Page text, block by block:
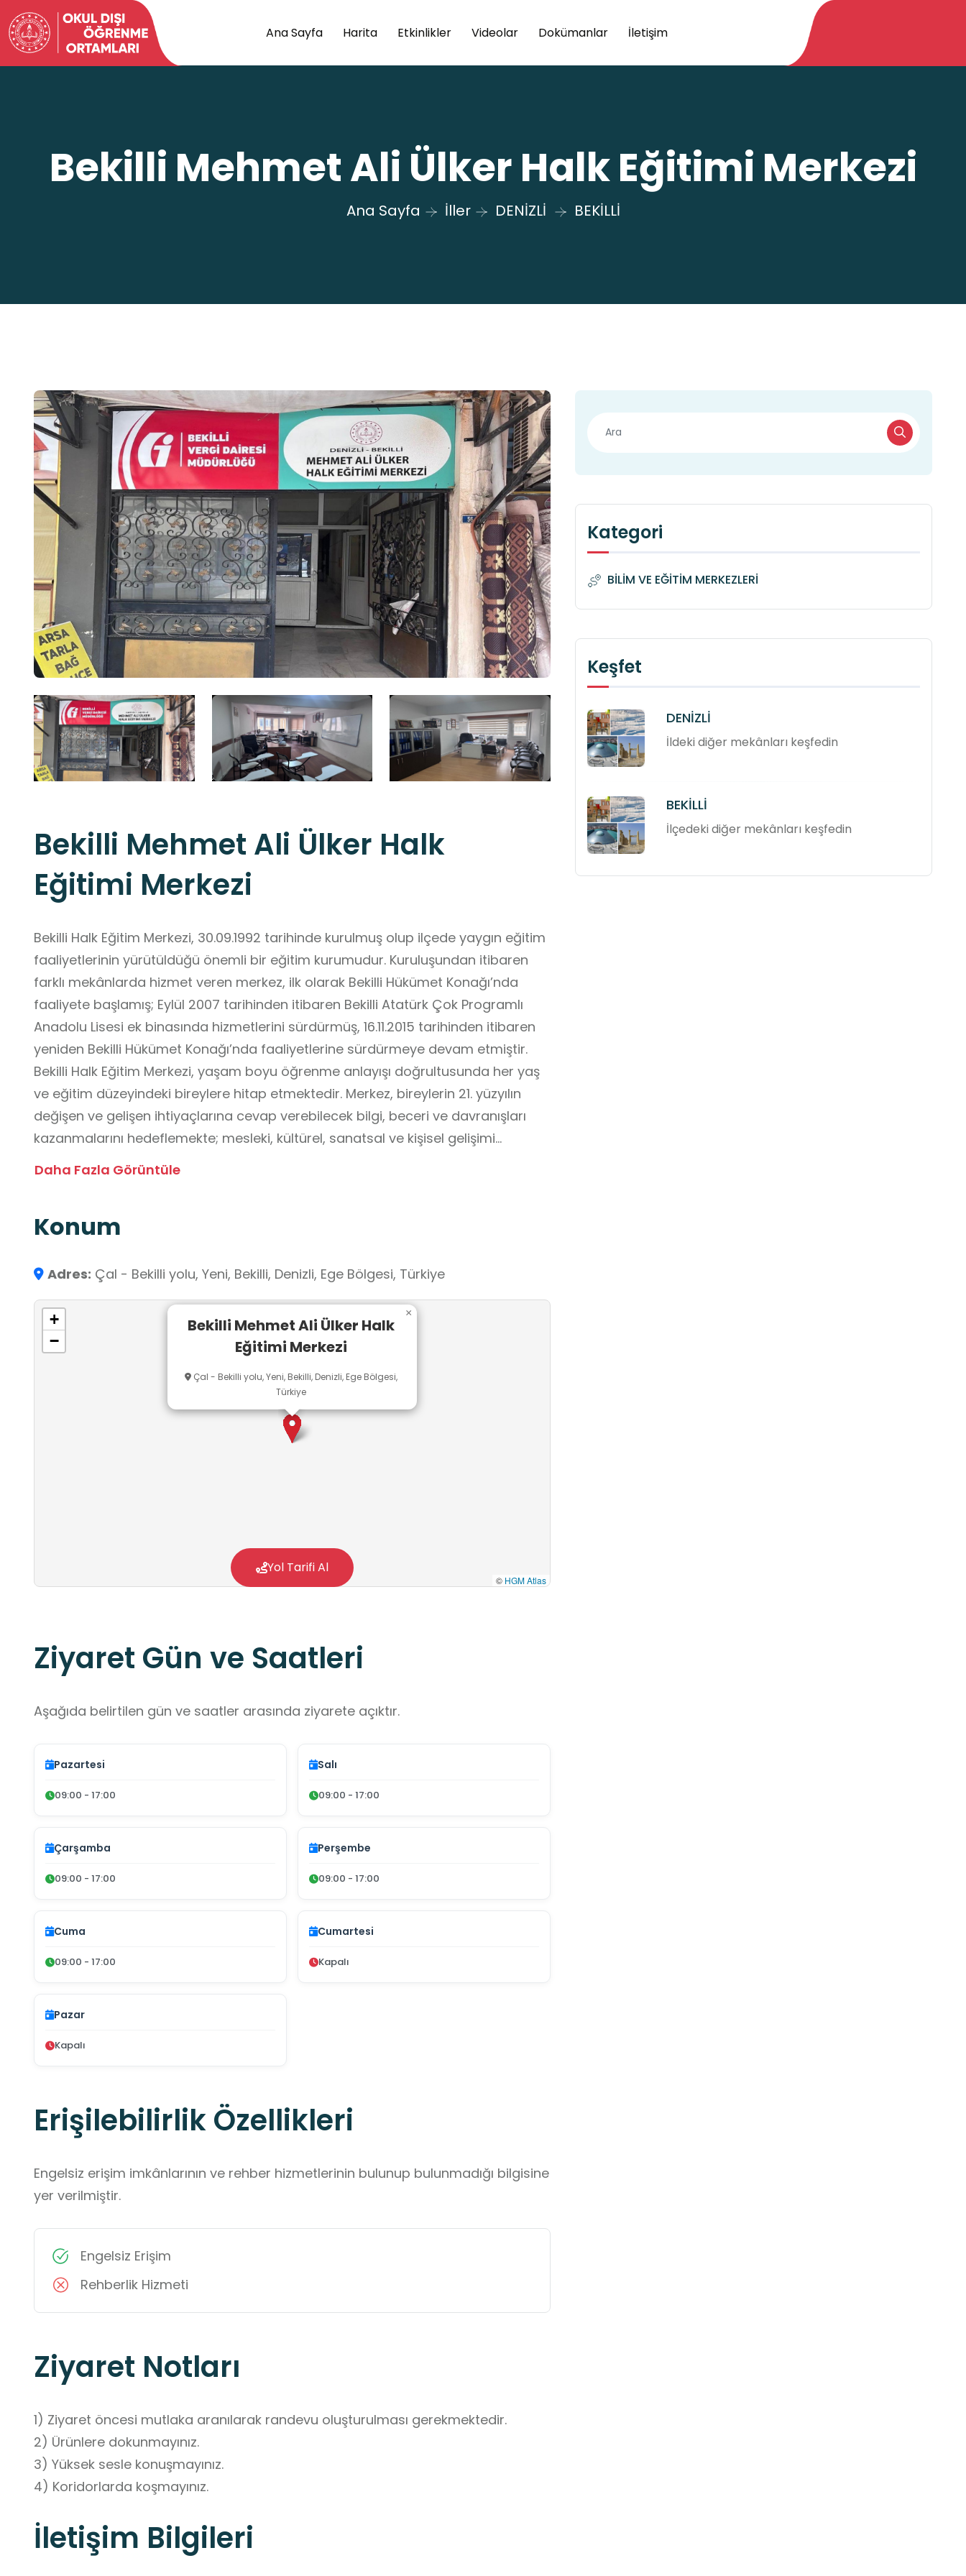
Ana Sayfa Harita Etkinlikler Videolar Dokümanlar İletişim
Bekilli Mehmet Ali Ülker Halk Eğitimi Merkezi
Ana Sayfa İller DENİZLİ BEKİLLİ
Bekilli Mehmet Ali Ülker Halk
Eğitimi Merkezi
Bekilli Halk Eğitim Merkezi, 30.09.1992 tarihinde kurulmuş olup ilçede yaygın eğitim
faaliyetlerinin yürütüldüğü önemli bir eğitim kurumudur. Kuruluşundan itibaren
farklı mekânlarda hizmet veren merkez, ilk olarak Bekilli Hükümet Konağı’nda
faaliyete başlamış; Eylül 2007 tarihinden itibaren Bekilli Atatürk Çok Programlı
Anadolu Lisesi ek binasında hizmetlerini sürdürmüş, 16.11.2015 tarihinden itibaren
yeniden Bekilli Hükümet Konağı’nda faaliyetlerine sürdürmeye devam etmiştir.
Bekilli Halk Eğitim Merkezi, yaşam boyu öğrenme anlayışı doğrultusunda her yaş
ve eğitim düzeyindeki bireylere hitap etmektedir. Merkez, bireylerin 21. yüzyılın
değişen ve gelişen ihtiyaçlarına cevap verebilecek bilgi, beceri ve davranışları
kazanmalarını hedeflemekte; mesleki, kültürel, sanatsal ve kişisel gelişimi
planlanan kurslar aracılığıyla öğrenmeyi desteklemesi ve sosyal hayata aktif
güçlendirmektedir. Bekilli Halk Eğitim Merkezi, eğitim, bilim ve kültür merkezi olma
kültürel etkileşimlerini artırabilecekleri sürdürülebilir bir öğrenme ortamı
sunmaktadır.
Daha Fazla Görüntüle
Konum
Adres: Çal - Bekilli yolu, Yeni, Bekilli, Denizli, Ege Bölgesi, Türkiye
Bekilli Mehmet Ali Ülker Halk
Eğitimi Merkezi
Çal - Bekilli yolu, Yeni, Bekilli, Denizli, Ege Bölgesi,
Türkiye
×
+
−
© HGM Atlas
Yol Tarifi Al
Ziyaret Gün ve Saatleri
Aşağıda belirtilen gün ve saatler arasında ziyarete açıktır.
Pazartesi
09:00 - 17:00
Salı
09:00 - 17:00
Çarşamba
09:00 - 17:00
Perşembe
09:00 - 17:00
Cuma
09:00 - 17:00
Cumartesi
Kapalı
Pazar
Kapalı
Erişilebilirlik Özellikleri
Engelsiz erişim imkânlarının ve rehber hizmetlerinin bulunup bulunmadığı bilgisine
yer verilmiştir.
Engelsiz Erişim
Rehberlik Hizmeti
Ziyaret Notları
1) Ziyaret öncesi mutlaka aranılarak randevu oluşturulması gerekmektedir.
2) Ürünlere dokunmayınız.
3) Yüksek sesle konuşmayınız.
4) Koridorlarda koşmayınız.
İletişim Bilgileri
Kategori
BİLİM VE EĞİTİM MERKEZLERİ
Keşfet
DENİZLİ
İldeki diğer mekânları keşfedin
BEKİLLİ
İlçedeki diğer mekânları keşfedin